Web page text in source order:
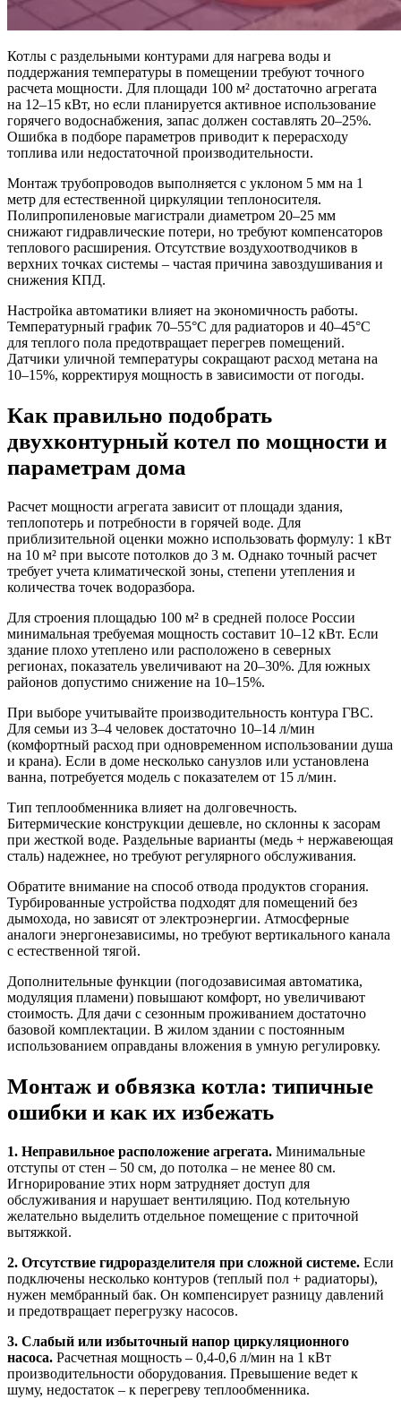
Котлы с раздельными контурами для нагрева воды и
поддержания температуры в помещении требуют точного
расчета мощности. Для площади 100 м² достаточно агрегата
на 12–15 кВт, но если планируется активное использование
горячего водоснабжения, запас должен составлять 20–25%.
Ошибка в подборе параметров приводит к перерасходу
топлива или недостаточной производительности.
Монтаж трубопроводов выполняется с уклоном 5 мм на 1
метр для естественной циркуляции теплоносителя.
Полипропиленовые магистрали диаметром 20–25 мм
снижают гидравлические потери, но требуют компенсаторов
теплового расширения. Отсутствие воздухоотводчиков в
верхних точках системы – частая причина завоздушивания и
снижения КПД.
Настройка автоматики влияет на экономичность работы.
Температурный график 70–55°C для радиаторов и 40–45°C
для теплого пола предотвращает перегрев помещений.
Датчики уличной температуры сокращают расход метана на
10–15%, корректируя мощность в зависимости от погоды.
Как правильно подобрать
двухконтурный котел по мощности и
параметрам дома
Расчет мощности агрегата зависит от площади здания,
теплопотерь и потребности в горячей воде. Для
приблизительной оценки можно использовать формулу: 1 кВт
на 10 м² при высоте потолков до 3 м. Однако точный расчет
требует учета климатической зоны, степени утепления и
количества точек водоразбора.
Для строения площадью 100 м² в средней полосе России
минимальная требуемая мощность составит 10–12 кВт. Если
здание плохо утеплено или расположено в северных
регионах, показатель увеличивают на 20–30%. Для южных
районов допустимо снижение на 10–15%.
При выборе учитывайте производительность контура ГВС.
Для семьи из 3–4 человек достаточно 10–14 л/мин
(комфортный расход при одновременном использовании душа
и крана). Если в доме несколько санузлов или установлена
ванна, потребуется модель с показателем от 15 л/мин.
Тип теплообменника влияет на долговечность.
Битермические конструкции дешевле, но склонны к засорам
при жесткой воде. Раздельные варианты (медь + нержавеющая
сталь) надежнее, но требуют регулярного обслуживания.
Обратите внимание на способ отвода продуктов сгорания.
Турбированные устройства подходят для помещений без
дымохода, но зависят от электроэнергии. Атмосферные
аналоги энергонезависимы, но требуют вертикального канала
с естественной тягой.
Дополнительные функции (погодозависимая автоматика,
модуляция пламени) повышают комфорт, но увеличивают
стоимость. Для дачи с сезонным проживанием достаточно
базовой комплектации. В жилом здании с постоянным
использованием оправданы вложения в умную регулировку.
Монтаж и обвязка котла: типичные
ошибки и как их избежать
1. Неправильное расположение агрегата. Минимальные
отступы от стен – 50 см, до потолка – не менее 80 см.
Игнорирование этих норм затрудняет доступ для
обслуживания и нарушает вентиляцию. Под котельную
желательно выделить отдельное помещение с приточной
вытяжкой.
2. Отсутствие гидроразделителя при сложной системе. Если
подключены несколько контуров (теплый пол + радиаторы),
нужен мембранный бак. Он компенсирует разницу давлений
и предотвращает перегрузку насосов.
3. Слабый или избыточный напор циркуляционного
насоса. Расчетная мощность – 0,4-0,6 л/мин на 1 кВт
производительности оборудования. Превышение ведет к
шуму, недостаток – к перегреву теплообменника.